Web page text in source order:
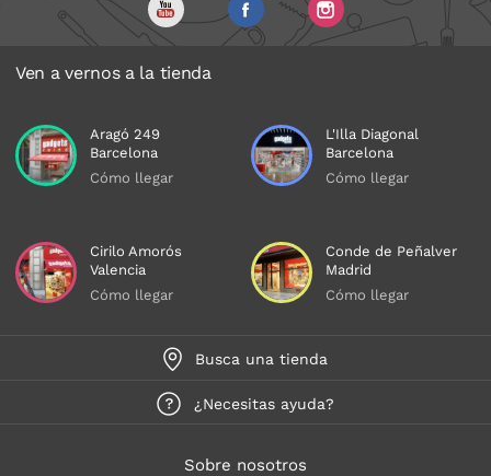
Ven a vernos a la tienda
Aragó 249
Barcelona
Cómo llegar
L'Illa Diagonal
Barcelona
Cómo llegar
Cirilo Amorós
Valencia
Cómo llegar
Conde de Peñalver
Madrid
Cómo llegar
Busca una tienda
¿Necesitas ayuda?
Sobre nosotros